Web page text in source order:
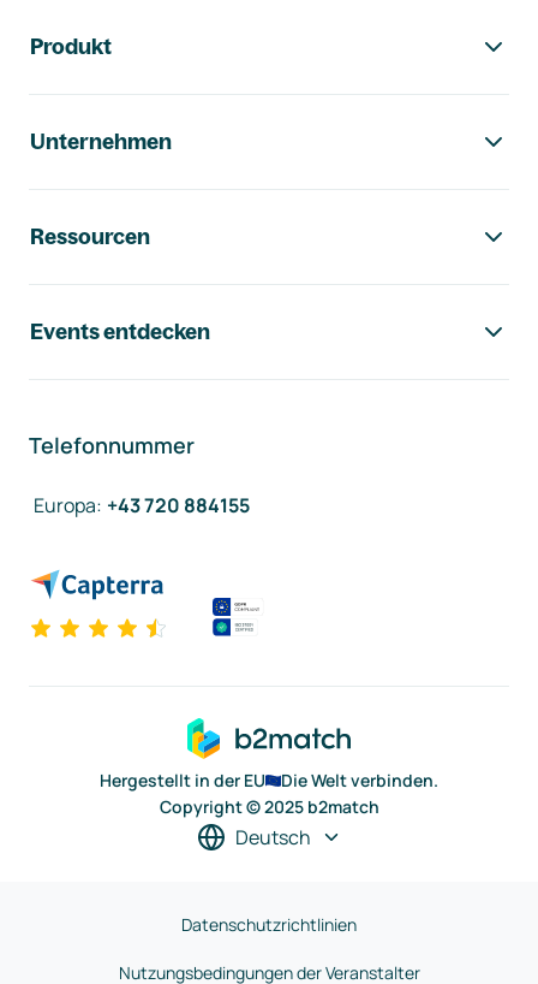
Produkt
Unternehmen
Ressourcen
Events entdecken
Telefonnummer
Europa: +43 720 884155
Hergestellt in der EU
Die Welt verbinden.
Copyright © 2025 b2match
Deutsch
Datenschutzrichtlinien
Nutzungsbedingungen der Veranstalter